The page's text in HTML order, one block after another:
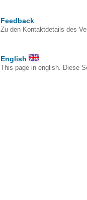
Feedback
Zu den Kontaktdetails des
English
This page in english. Diese